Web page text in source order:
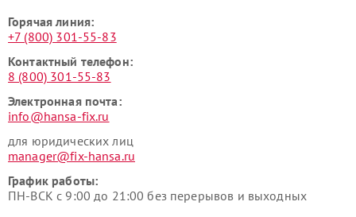
Горячая линия:
+7 (800) 301-55-83
Контактный телефон:
8 (800) 301-55-83
Электронная почта:
info@hansa-fix.ru
для юридических лиц
manager@fix-hansa.ru
График работы:
ПН-ВСК с 9:00 до 21:00 без перерывов и выходных